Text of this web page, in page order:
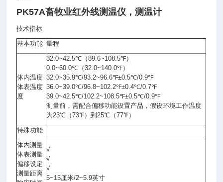
PK57A畜牧业红外线测温仪，测温计
技术指标
基本功能 量程
体内温度
体表温度
度
32.0~42.5℃（89.6~108.5℉）
0.0~60.0℃（32.0~140.0℉）
32.0~35.9℃/93.2~96.6℉±0.5℃/0.9℉
36.0~39.0℃/96.8~102.2℉±0.4℃/0.7℉
39.0~42.5℃/102.2~108.5℉±0.5℃/0.9℉
测量前，需配合偏移功能设置产品，假设环境工作温度
为23℃（73℉）到25℃（77℉）
特殊功能
体内测量
体表测量
偏移设定
测量距离
√
√
√
5~15厘米/2~5.9英寸